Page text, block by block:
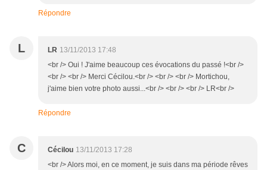
Répondre
L LR 13/11/2013 17:48
<br /> Oui ! J'aime beaucoup ces évocations du passé !<br />
<br /> <br /> Merci Cécilou.<br /> <br /> <br /> Mortichou,
j'aime bien votre photo aussi...<br /> <br /> <br /> LR<br />
Répondre
C Cécilou 13/11/2013 17:28
<br /> Alors moi, en ce moment, je suis dans ma période rêves